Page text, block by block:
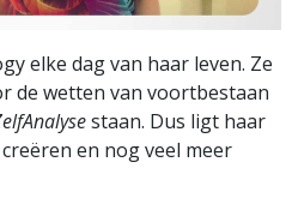
elke dag van haar leven. Ze
de wetten van voortbestaan
staan. Dus ligt haar
en nog veel meer